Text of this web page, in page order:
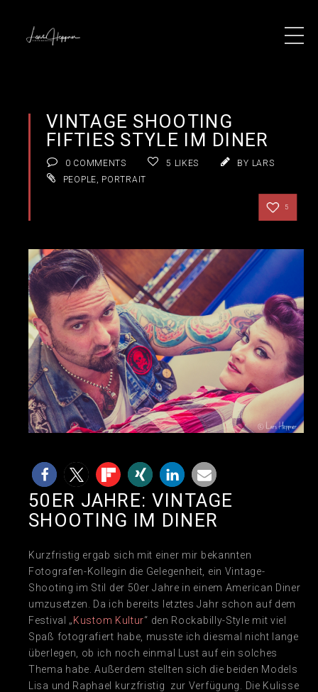
VINTAGE SHOOTING
FIFTIES STYLE IM DINER
0 COMMENTS 5 LIKES
BY LARS
PEOPLE, PORTRAIT
5
50ER JAHRE: VINTAGE
SHOOTING IM DINER
Kurzfristig ergab sich mit einer mir bekannten
Fotografen-Kollegin die Gelegenheit, ein Vintage-
Shooting im Stil der 50er Jahre in einem American Diner
umzusetzen. Da ich bereits letztes Jahr schon auf dem
Festival „Kustom Kultur“ den Rockabilly-Style mit viel
Spaß fotografiert habe, musste ich diesmal nicht lange
überlegen, ob ich noch einmal Lust auf ein solches
Thema habe. Außerdem stellten sich die beiden Models
Lisa und Raphael kurzfristig zur Verfügung. Die Kulisse